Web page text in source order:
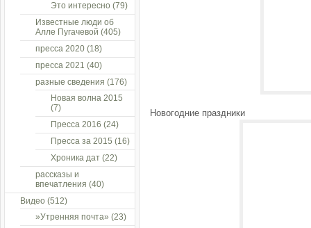
Новогодние праздники
Это интересно (79)
Известные люди об
Алле Пугачевой (405)
пресса 2020 (18)
пресса 2021 (40)
разные сведения (176)
Новая волна 2015
(7)
Пресса 2016 (24)
Пресса за 2015 (16)
Хроника дат (22)
рассказы и
впечатления (40)
Видео (512)
»Утренняя почта» (23)